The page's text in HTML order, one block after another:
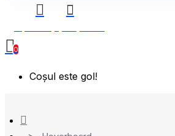
0
Coșul este gol!